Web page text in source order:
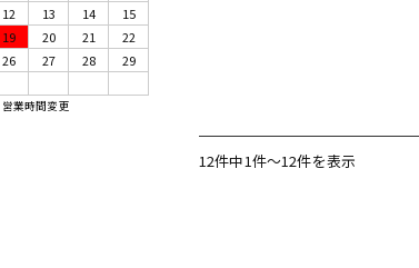
12件中1件〜12件を表示
12 13 14
15
19 20 21
22
26 27 28
29
営業時間変更